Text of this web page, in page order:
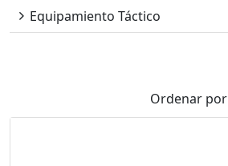
Equipamiento Táctico
Ordenar por